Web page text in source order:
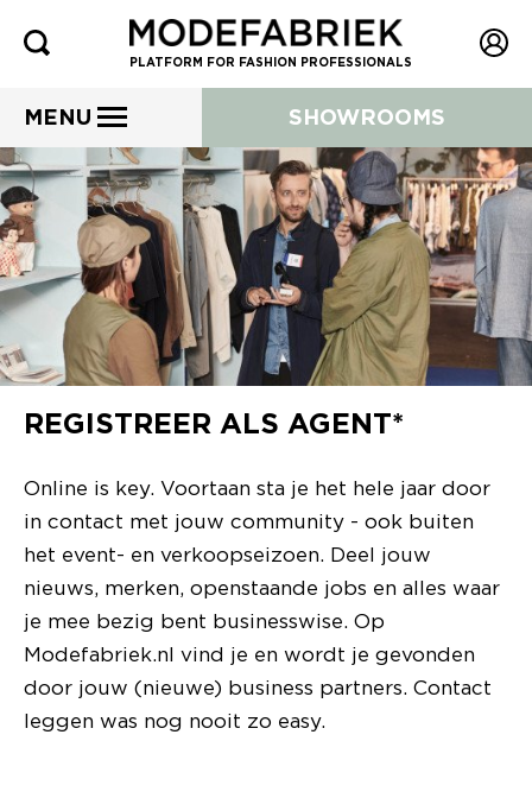
PLATFORM FOR FASHION PROFESSIONALS
MENU SHOWROOMS
REGISTREER ALS AGENT*
Online is key. Voortaan sta je het hele jaar door
in contact met jouw community - ook buiten
het event- en verkoopseizoen. Deel jouw
nieuws, merken, openstaande jobs en alles waar
je mee bezig bent businesswise. Op
Modefabriek.nl vind je en wordt je gevonden
door jouw (nieuwe) business partners. Contact
leggen was nog nooit zo easy.